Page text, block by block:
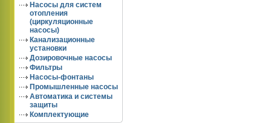
Насосы для систем
отопления
(циркуляционные
насосы)
Канализационные
установки
Дозировочные насосы
Фильтры
Насосы-фонтаны
Промышленные насосы
Автоматика и системы
защиты
Комплектующие